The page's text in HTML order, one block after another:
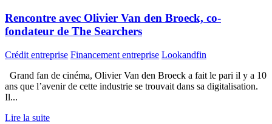
Rencontre avec Olivier Van den Broeck, co-
fondateur de The Searchers
Crédit entreprise Financement entreprise Lookandfin
Grand fan de cinéma, Olivier Van den Broeck a fait le pari il y a 10
ans que l’avenir de cette industrie se trouvait dans sa digitalisation.
Il...
Lire la suite